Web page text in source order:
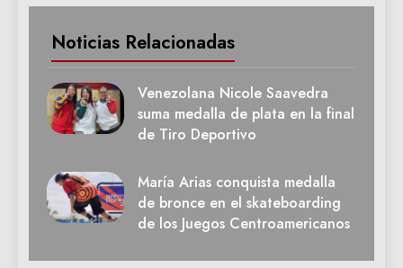
Noticias Relacionadas
Venezolana Nicole Saavedra
suma medalla de plata en la final
de Tiro Deportivo
María Arias conquista medalla
de bronce en el skateboarding
de los Juegos Centroamericanos